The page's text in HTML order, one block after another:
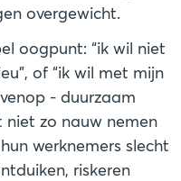
overgewicht.
oogpunt: “ik wil niet
of “ik wil met mijn
- duurzaam
niet zo nauw nemen
werknemers slecht
riskeren